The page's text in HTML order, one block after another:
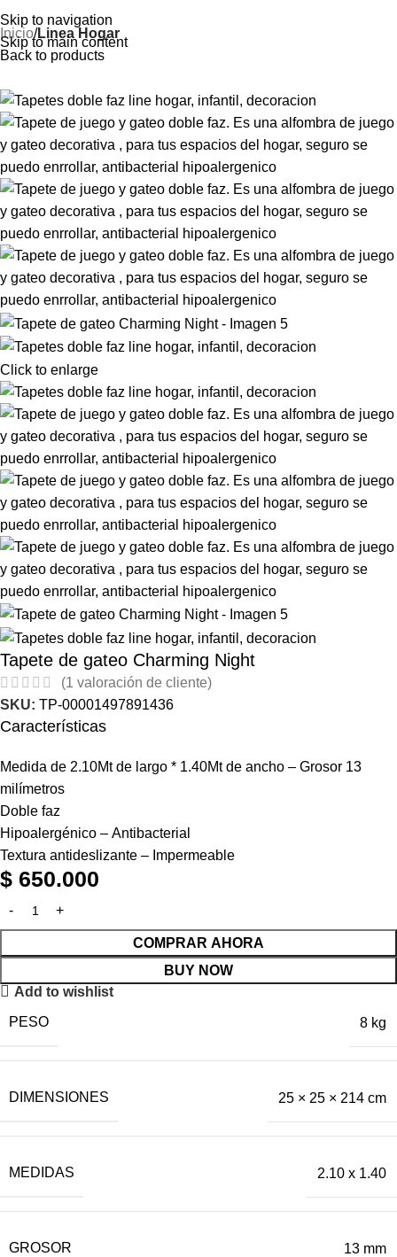
Skip to navigation
Skip to main content
“Tu bebé merece un espacio
Inicio Linea Hogar
Back to products
Click to enlarge
Tapete de gateo Charming Night
(1 valoración de cliente)
SKU: TP-00001497891436
Características
Medida de 2.10Mt de largo * 1.40Mt de ancho – Grosor 13
milímetros
Doble faz
Hipoalergénico – Antibacterial
Textura antideslizante – Impermeable
$ 650.000
COMPRAR AHORA
BUY NOW
Add to wishlist
PESO 8 kg
DIMENSIONES 25 × 25 × 214 cm
MEDIDAS 2.10 x 1.40
GROSOR 13 mm